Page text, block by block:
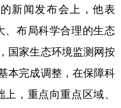
信息化 数字经济
悦读
闻发布会上，他表
、布局科学合理的生态
国家生态环境监测网按
本完成调整，在保障科
，重点向重点区域、